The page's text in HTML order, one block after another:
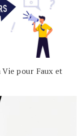
Vie pour Faux et